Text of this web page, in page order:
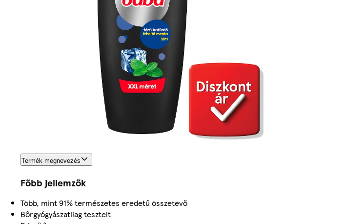
Termék megnevezés
Főbb jellemzők
Több, mint 91% természetes eredetű összetevő
Bőrgyógyászatilag tesztelt